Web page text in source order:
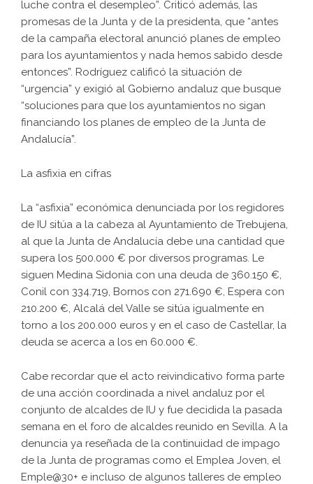
luche contra el desempleo”. Criticó además, las
promesas de la Junta y de la presidenta, que “antes
de la campaña electoral anunció planes de empleo
para los ayuntamientos y nada hemos sabido desde
entonces”. Rodríguez calificó la situación de
“urgencia” y exigió al Gobierno andaluz que busque
“soluciones para que los ayuntamientos no sigan
financiando los planes de empleo de la Junta de
Andalucía”.
La asfixia en cifras
La “asfixia” económica denunciada por los regidores
de IU sitúa a la cabeza al Ayuntamiento de Trebujena,
al que la Junta de Andalucía debe una cantidad que
supera los 500.000 € por diversos programas. Le
siguen Medina Sidonia con una deuda de 360.150 €,
Conil con 334.719, Bornos con 271.690 €, Espera con
210.200 €, Alcalá del Valle se sitúa igualmente en
torno a los 200.000 euros y en el caso de Castellar, la
deuda se acerca a los en 60.000 €.
Cabe recordar que el acto reivindicativo forma parte
de una acción coordinada a nivel andaluz por el
conjunto de alcaldes de IU y fue decidida la pasada
semana en el foro de alcaldes reunido en Sevilla. A la
denuncia ya reseñada de la continuidad de impago
de la Junta de programas como el Emplea Joven, el
Emple@30+ e incluso de algunos talleres de empleo